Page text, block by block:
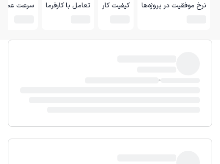
نرخ موفقیت در پروژه‌ها کیفیت کار تعامل با کارفرما سرعت عمل